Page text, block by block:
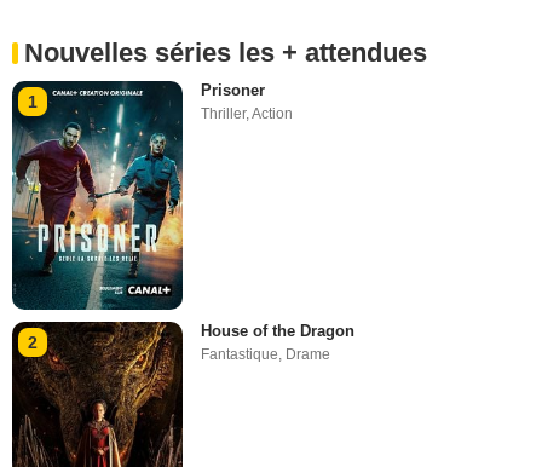
Nouvelles séries les + attendues
1
Prisoner
Thriller,Action
2
House of the Dragon
Fantastique Drame